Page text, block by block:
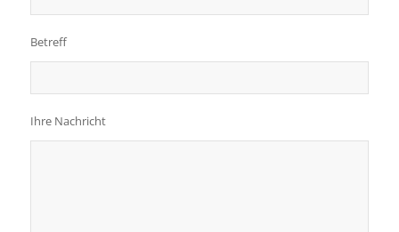
Betreff
Ihre Nachricht